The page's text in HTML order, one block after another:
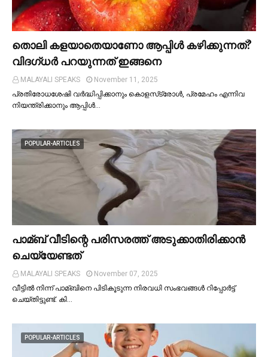
തൊലി കളയാതെയാണോ ആപ്പിള്‍ കഴിക്കുന്നത്?
വിദഗ്ധര്‍ പറയുന്നത് ഇങ്ങനെ
MALAYALI SPEAKS
November 11, 2025
പ്രതിരോധശേഷി വർദ്ധിപ്പിക്കാനും കൊളസ്‌ട്രോള്‍, പ്രമേഹം എന്നിവ
നിയന്ത്രിക്കാനും ആപ്പിള്‍…
POPULAR-ARTICLES
പാമ്ബ് വീടിന്റെ പരിസരത്ത് അടുക്കാതിരിക്കാൻ
ചെയ്യേണ്ടത്
MALAYALI SPEAKS
November 07, 2025
വീട്ടില്‍ നിന്ന് പാമ്ബിനെ പിടികൂടുന്ന നിരവധി സംഭവങ്ങള്‍ റിപ്പോർട്ട്
ചെയ്തിട്ടുണ്ട്. കി…
POPULAR-ARTICLES